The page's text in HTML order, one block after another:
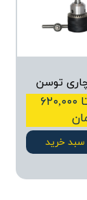
توسن
۵۲۰,۰۰۰ تا ۶۲۰,۰۰۰
سبد خرید